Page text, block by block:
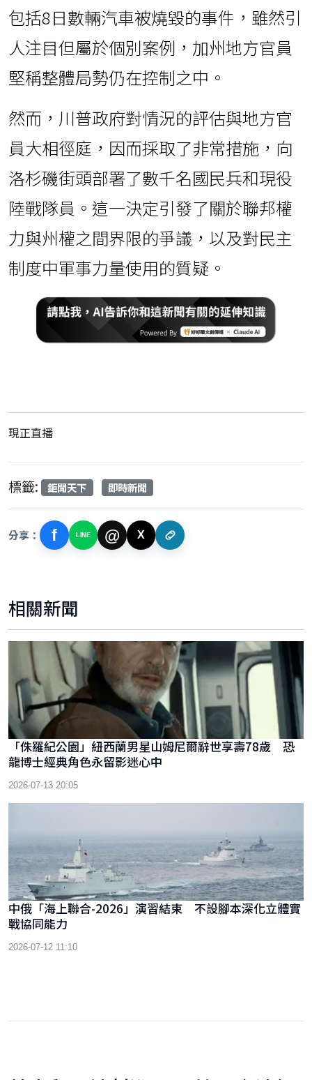
包括8日數輛汽車被燒毀的事件，雖然引
人注目但屬於個別案例，加州地方官員
堅稱整體局勢仍在控制之中。
然而，川普政府對情況的評估與地方官
員大相徑庭，因而採取了非常措施，向
洛杉磯街頭部署了數千名國民兵和現役
陸戰隊員。這一決定引發了關於聯邦權
力與州權之間界限的爭議，以及對民主
制度中軍事力量使用的質疑。
現正直播
標籤: 鉅聞天下 即時新聞
分享： f LINE @ X
相關新聞
「侏羅紀公園」紐西蘭男星山姆尼爾辭世享壽78歲 恐
龍博士經典角色永留影迷心中
2026-07-13 20:05
中俄「海上聯合-2026」演習結束 不設腳本深化立體實
戰協同能力
2026-07-12 11:10